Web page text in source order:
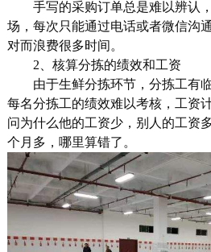
手写的采购订单总是难以辨认，
场，每次只能通过电话或者微信沟
对而浪费很多时间。
2、核算分拣的绩效和工资
由于生鲜分拣环节，分拣工有临
每名分拣工的绩效难以考核，工资
问为什么他的工资少，别人的工资
个月多，哪里算错了。